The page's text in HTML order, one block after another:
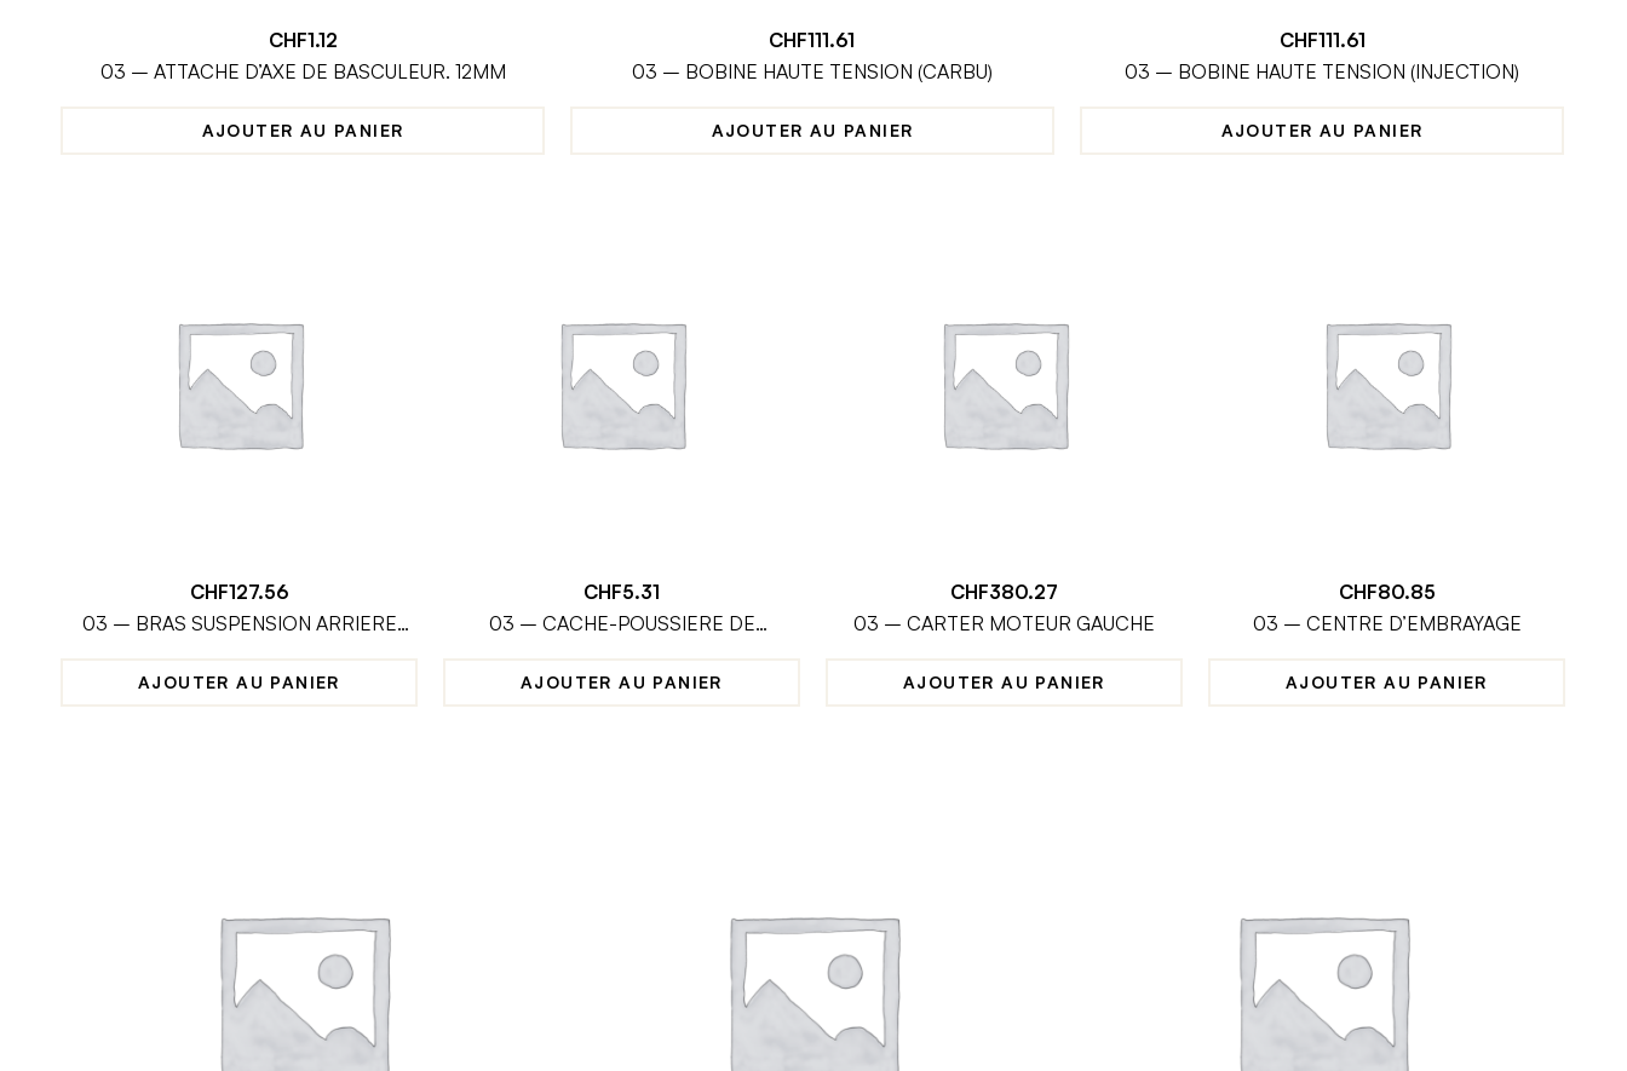
CHF1.12
03 – ATTACHE D’AXE DE BASCULEUR. 12MM
AJOUTER AU PANIER
CHF111.61
03 – BOBINE HAUTE TENSION (CARBU)
AJOUTER AU PANIER
CHF111.61
03 – BOBINE HAUTE TENSION (INJECTION)
AJOUTER AU PANIER
CHF127.56
03 – BRAS SUSPENSION ARRIERE
AJOUTER AU PANIER
CHF5.31
03 – CACHE-POUSSIERE DE
AJOUTER AU PANIER
CHF380.27
03 – CARTER MOTEUR GAUCHE
AJOUTER AU PANIER
CHF80.85
03 – CENTRE D’EMBRAYAGE
AJOUTER AU PANIER